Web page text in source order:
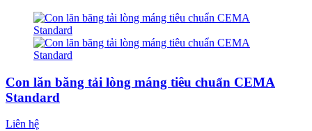
Con lăn băng tải lòng máng tiêu chuẩn CEMA
Standard
Liên hệ